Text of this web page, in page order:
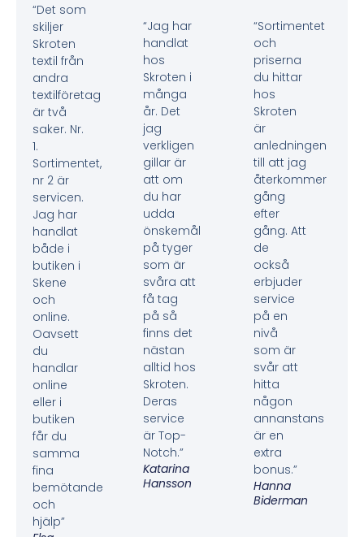
“Det som
skiljer
Skroten
textil från
andra
textilföretag
är två
saker. Nr.
1.
Sortimentet,
nr 2 är
servicen.
Jag har
handlat
både i
butiken i
Skene
och
online.
Oavsett
du
handlar
online
eller i
butiken
får du
samma
fina
bemötande
och
hjälp”
“Jag har
handlat
hos
Skroten i
många
år. Det
jag
verkligen
gillar är
att om
du har
udda
önskemål
på tyger
som är
svåra att
få tag
på så
finns det
nästan
alltid hos
Skroten.
Deras
service
är Top-
Notch.”
Katarina
Hansson
“Sortimentet
och
priserna
du hittar
hos
Skroten
är
anledningen
till att jag
återkommer
gång
efter
gång. Att
de
också
erbjuder
service
på en
nivå
som är
svår att
hitta
någon
annanstans
är en
extra
bonus.”
Hanna
Biderman